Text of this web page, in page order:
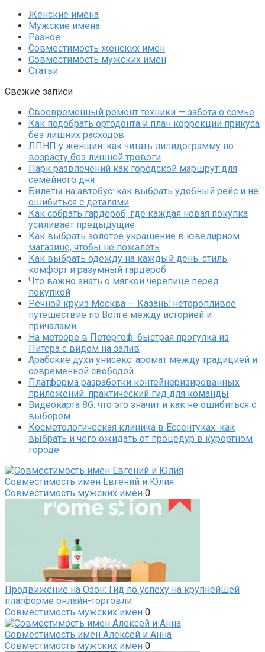
Женские имена
Мужские имена
Разное
Совместимость женских имен
Совместимость мужских имен
Статьи
Свежие записи
Своевременный ремонт техники — забота о семье
Как подобрать ортодонта и план коррекции прикуса
без лишних расходов
ЛПНП у женщин: как читать липидограмму по
возрасту без лишней тревоги
Парк развлечений как городской маршрут для
семейного дня
Билеты на автобус: как выбрать удобный рейс и не
ошибиться с деталями
Как собрать гардероб, где каждая новая покупка
усиливает предыдущие
Как выбрать золотое украшение в ювелирном
магазине, чтобы не пожалеть
Как выбрать одежду на каждый день: стиль,
комфорт и разумный гардероб
Что важно знать о мягкой черепице перед
покупкой
Речной круиз Москва — Казань: неторопливое
путешествие по Волге между историей и
причалами
На метеоре в Петергоф: быстрая прогулка из
Питера с видом на залив
Арабские духи унисекс: аромат между традицией и
современной свободой
Платформа разработки контейнеризированных
приложений: практический гид для команды
Видеокарта 8G: что это значит и как не ошибиться с
выбором
Косметологическая клиника в Ессентуках: как
выбрать и чего ожидать от процедур в курортном
городе
Совместимость имен Евгений и Юлия
Совместимость мужских имен 0
Продвижение на Озон: Гид по успеху на крупнейшей
платформе онлайн-торговли
Совместимость мужских имен 0
Совместимость имен Алексей и Анна
Совместимость мужских имен 0